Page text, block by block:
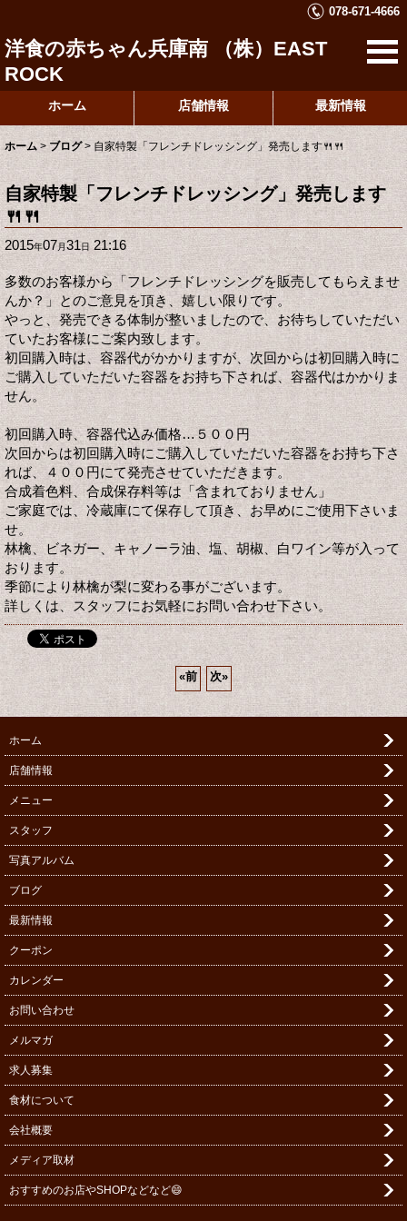
078-671-4666
洋食の赤ちゃん兵庫南 （株）EAST
ROCK
ホーム 店舗情報 最新情報
ホーム > ブログ > 自家特製「フレンチドレッシング」発売します🍴🍴
自家特製「フレンチドレッシング」発売します
🍴🍴
2015年07月31日 21:16
多数のお客様から「フレンチドレッシングを販売してもらえませ
んか？」とのご意見を頂き、嬉しい限りです。
やっと、発売できる体制が整いましたので、お待ちしていただい
ていたお客様にご案内致します。
初回購入時は、容器代がかかりますが、次回からは初回購入時に
ご購入していただいた容器をお持ち下されば、容器代はかかりま
せん。
初回購入時、容器代込み価格…５００円
次回からは初回購入時にご購入していただいた容器をお持ち下さ
れば、４００円にて発売させていただきます。
合成着色料、合成保存料等は「含まれておりません」
ご家庭では、冷蔵庫にて保存して頂き、お早めにご使用下さいま
せ。
林檎、ビネガー、キャノーラ油、塩、胡椒、白ワイン等が入って
おります。
季節により林檎が梨に変わる事がございます。
詳しくは、スタッフにお気軽にお問い合わせ下さい。
«前 次»
ホーム
店舗情報
メニュー
スタッフ
写真アルバム
ブログ
最新情報
クーポン
カレンダー
お問い合わせ
メルマガ
求人募集
食材について
会社概要
メディア取材
おすすめのお店やSHOPなどなど😄